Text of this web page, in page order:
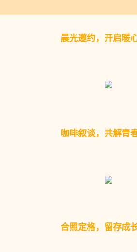
晨光邀约，开启暖
咖啡叙谈，共解青
合照定格，留存成